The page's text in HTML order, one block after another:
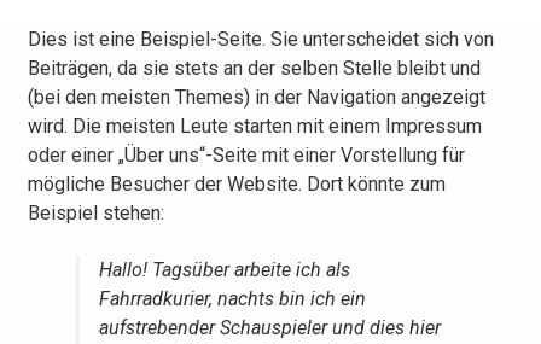
Dies ist eine Beispiel-Seite. Sie unterscheidet sich von
Beiträgen, da sie stets an der selben Stelle bleibt und
(bei den meisten Themes) in der Navigation angezeigt
wird. Die meisten Leute starten mit einem Impressum
oder einer „Über uns“-Seite mit einer Vorstellung für
mögliche Besucher der Website. Dort könnte zum
Beispiel stehen:
Hallo! Tagsüber arbeite ich als
Fahrradkurier, nachts bin ich ein
aufstrebender Schauspieler und dies hier